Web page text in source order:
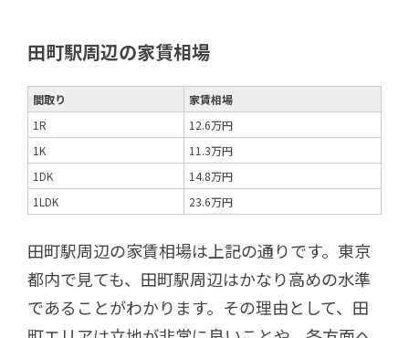
田町駅周辺の家賃相場
間取り
家賃相場
1R
12.6万円
1K
11.3万円
1DK
14.8万円
1LDK
23.6万円
田町駅周辺の家賃相場は上記の通りです。東京
都内で見ても、田町駅周辺はかなり高めの水準
であることがわかります。その理由として、田